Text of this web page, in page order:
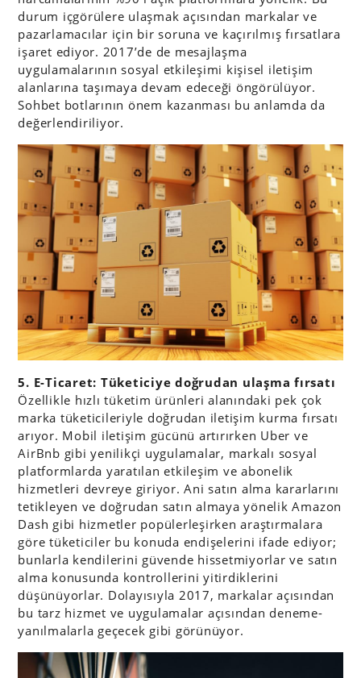
durum içgörülere ulaşmak açısından markalar ve
pazarlamacılar için bir soruna ve kaçırılmış fırsatlara
işaret ediyor. 2017’de de mesajlaşma
uygulamalarının sosyal etkileşimi kişisel iletişim
alanlarına taşımaya devam edeceği öngörülüyor.
Sohbet botlarının önem kazanması bu anlamda da
değerlendiriliyor.
5. E-Ticaret: Tüketiciye doğrudan ulaşma fırsatı
Özellikle hızlı tüketim ürünleri alanındaki pek çok
marka tüketicileriyle doğrudan iletişim kurma fırsatı
arıyor. Mobil iletişim gücünü artırırken Uber ve
AirBnb gibi yenilikçi uygulamalar, markalı sosyal
platformlarda yaratılan etkileşim ve abonelik
hizmetleri devreye giriyor. Ani satın alma kararlarını
tetikleyen ve doğrudan satın almaya yönelik Amazon
Dash gibi hizmetler popülerleşirken araştırmalara
göre tüketiciler bu konuda endişelerini ifade ediyor;
bunlarla kendilerini güvende hissetmiyorlar ve satın
alma konusunda kontrollerini yitirdiklerini
düşünüyorlar. Dolayısıyla 2017, markalar açısından
bu tarz hizmet ve uygulamalar açısından deneme-
yanılmalarla geçecek gibi görünüyor.